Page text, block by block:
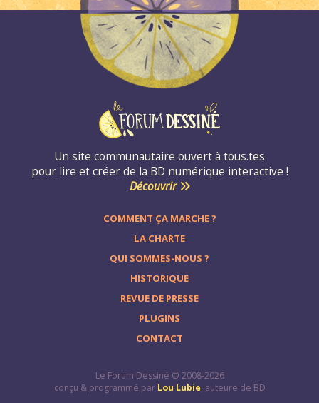
Un site communautaire ouvert à tous.tes
pour lire et créer de la BD numérique interactive !
Découvrir
COMMENT ÇA MARCHE ?
LA CHARTE
QUI SOMMES-NOUS ?
HISTORIQUE
REVUE DE PRESSE
PLUGINS
CONTACT
Le Forum Dessiné © 2008-2026
conçu & programmé par Lou Lubie, auteure de BD